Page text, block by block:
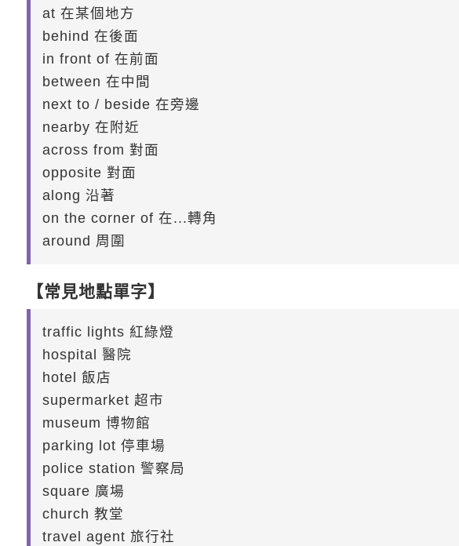
at 在某個地方
behind 在後面
in front of 在前面
between 在中間
next to / beside 在旁邊
nearby 在附近
across from 對面
opposite 對面
along 沿著
on the corner of 在...轉角
around 周圍
【常見地點單字】
traffic lights 紅綠燈
hospital 醫院
hotel 飯店
supermarket 超市
museum 博物館
parking lot 停車場
police station 警察局
square 廣場
church 教堂
travel agent 旅行社